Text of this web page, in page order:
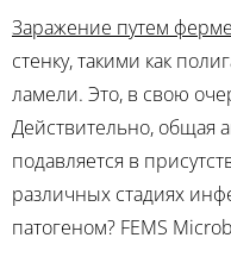
Заражение путем
стенку, такими как
ламели. Это, в свою
Действительно, общая
подавляется в
различных стадиях
патогеном? FEMS